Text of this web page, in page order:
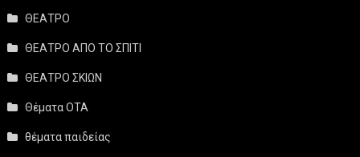
ΘΕΑΤΡΟ
ΘΕΑΤΡΟ ΑΠΟ ΤΟ ΣΠΙΤΙ
ΘΕΑΤΡΟ ΣΚΙΩΝ
Θέματα ΟΤΑ
θέματα παιδείας